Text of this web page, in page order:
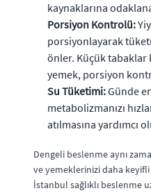
kaynaklarına
Porsiyon Kontrolü:
porsiyonlayarak
önler. Küçük tabaklar
yemek, porsiyon
Su Tüketimi:Günde
metabolizmanızı
atılmasına yardımcı
Dengeli beslenme aynı
ve yemeklerinizi daha
İstanbul sağlıklı beslenme